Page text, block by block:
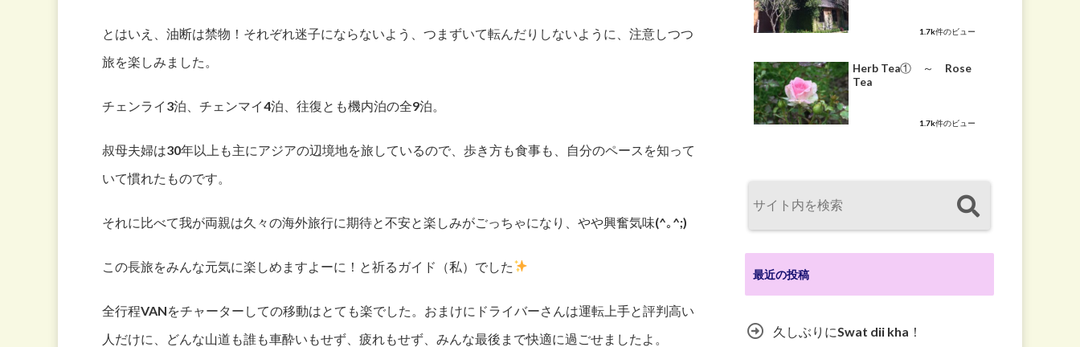
とはいえ、油断は禁物！それぞれ迷子にならないよう、つまずいて転んだりしないように、注意しつつ
旅を楽しみました。
チェンライ3泊、チェンマイ4泊、往復とも機内泊の全9泊。
叔母夫婦は30年以上も主にアジアの辺境地を旅しているので、歩き方も食事も、自分のペースを知って
いて慣れたものです。
それに比べて我が両親は久々の海外旅行に期待と不安と楽しみがごっちゃになり、やや興奮気味(^｡^;)
この長旅をみんな元気に楽しめますよーに！と祈るガイド（私）でした
全行程VANをチャーターしての移動はとても楽でした。おまけにドライバーさんは運転上手と評判高い
人だけに、どんな山道も誰も車酔いもせず、疲れもせず、みんな最後まで快適に過ごせましたよ。
1.7k件のビュー
Herb Tea① ～ Rose
Tea
1.7k件のビュー
最近の投稿
久しぶりにSwat dii kha！